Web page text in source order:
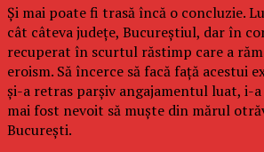
Și mai poate fi trasă încă o concluzie.
cât câteva județe, Bucureștiul, dar în
recuperat în scurtul răstimp care a
eroism. Să încerce să facă față acestui
și-a retras parșiv angajamentul luat, i-
mai fost nevoit să muște din mărul
București.